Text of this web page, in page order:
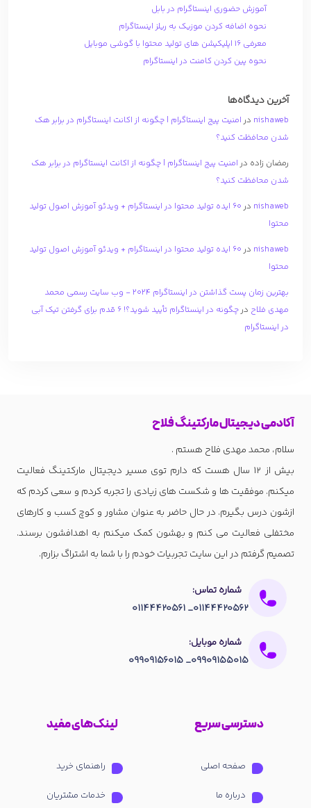
آموزش حضوری اینستاگرام در بابل
نحوه اضافه کردن موزیک به ریلز اینستاگرام
معرفی 16 اپلیکیشن های تولید محتوا با گوشی موبایل
نحوه پین کردن کامنت در اینستاگرام
آخرین دیدگاه‌ها
nishaweb درامنیت پیج اینستاگرام | چگونه از اکانت اینستاگرام در برابر هک
شدن محافظت کنید؟
رمضان زاده درامنیت پیج اینستاگرام | چگونه از اکانت اینستاگرام در برابر هک
شدن محافظت کنید؟
nishaweb در
۶۰ ایده تولید محتوا در اینستاگرام + ویدئو آموزش اصول تولید
محتوا
nishaweb در
۶۰ ایده تولید محتوا در اینستاگرام + ویدئو آموزش اصول تولید
محتوا
بهترین زمان پست گذاشتن در اینستاگرام 2024 - وب سایت رسمی محمد
مهدی فلاح در
چگونه در اینستاگرام تأیید شوید؟! 6 قدم برای گرفتن تیک آبی
در اینستاگرام
آکادمی دیجیتال مارکتینگ فلاح
سلام، محمد مهدی فلاح هستم .
بیش از 12 سال هست که دارم توی مسیر دیجیتال مارکتینگ فعالیت
میکنم. موفقیت ها و شکست های زیادی را تجربه کردم و سعی کردم که
ازشون درس بگیرم. در حال حاضر به عنوان مشاور و کوچ کسب و کارهای
مختفلی فعالیت می کنم و بهشون کمک میکنم به اهدافشون برسند.
تصمیم گرفتم در این سایت تجربیات خودم را با شما به اشتراگ بزارم.
شماره تماس:
01144420562_ 01144420561
شماره موبایل:
09909155015_ 09909156015
دسترسی سریع
صفحه اصلی
درباره ما
لینک‌های مفید
راهنمای خرید
خدمات مشتریان